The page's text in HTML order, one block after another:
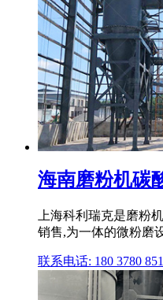
海南磨粉机碳
上海科利瑞克是磨粉
销售,为一体的微粉磨
联系电话: 180 3780